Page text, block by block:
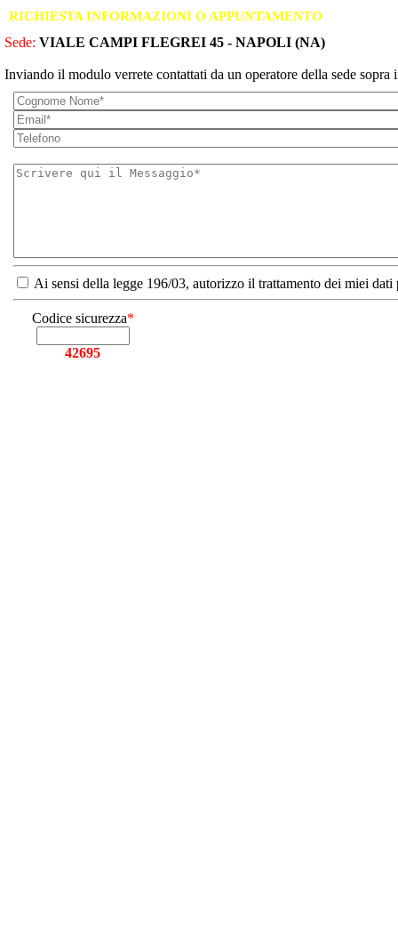
RICHIESTA INFORMAZIONI O APPUNTAMENTO
Sede: VIALE CAMPI FLEGREI 45 - NAPOLI (NA)
Inviando il modulo verrete contattati da un operatore della sede sopra
Ai sensi della legge 196/03, autorizzo il trattamento dei miei
Codice sicurezza*
42695